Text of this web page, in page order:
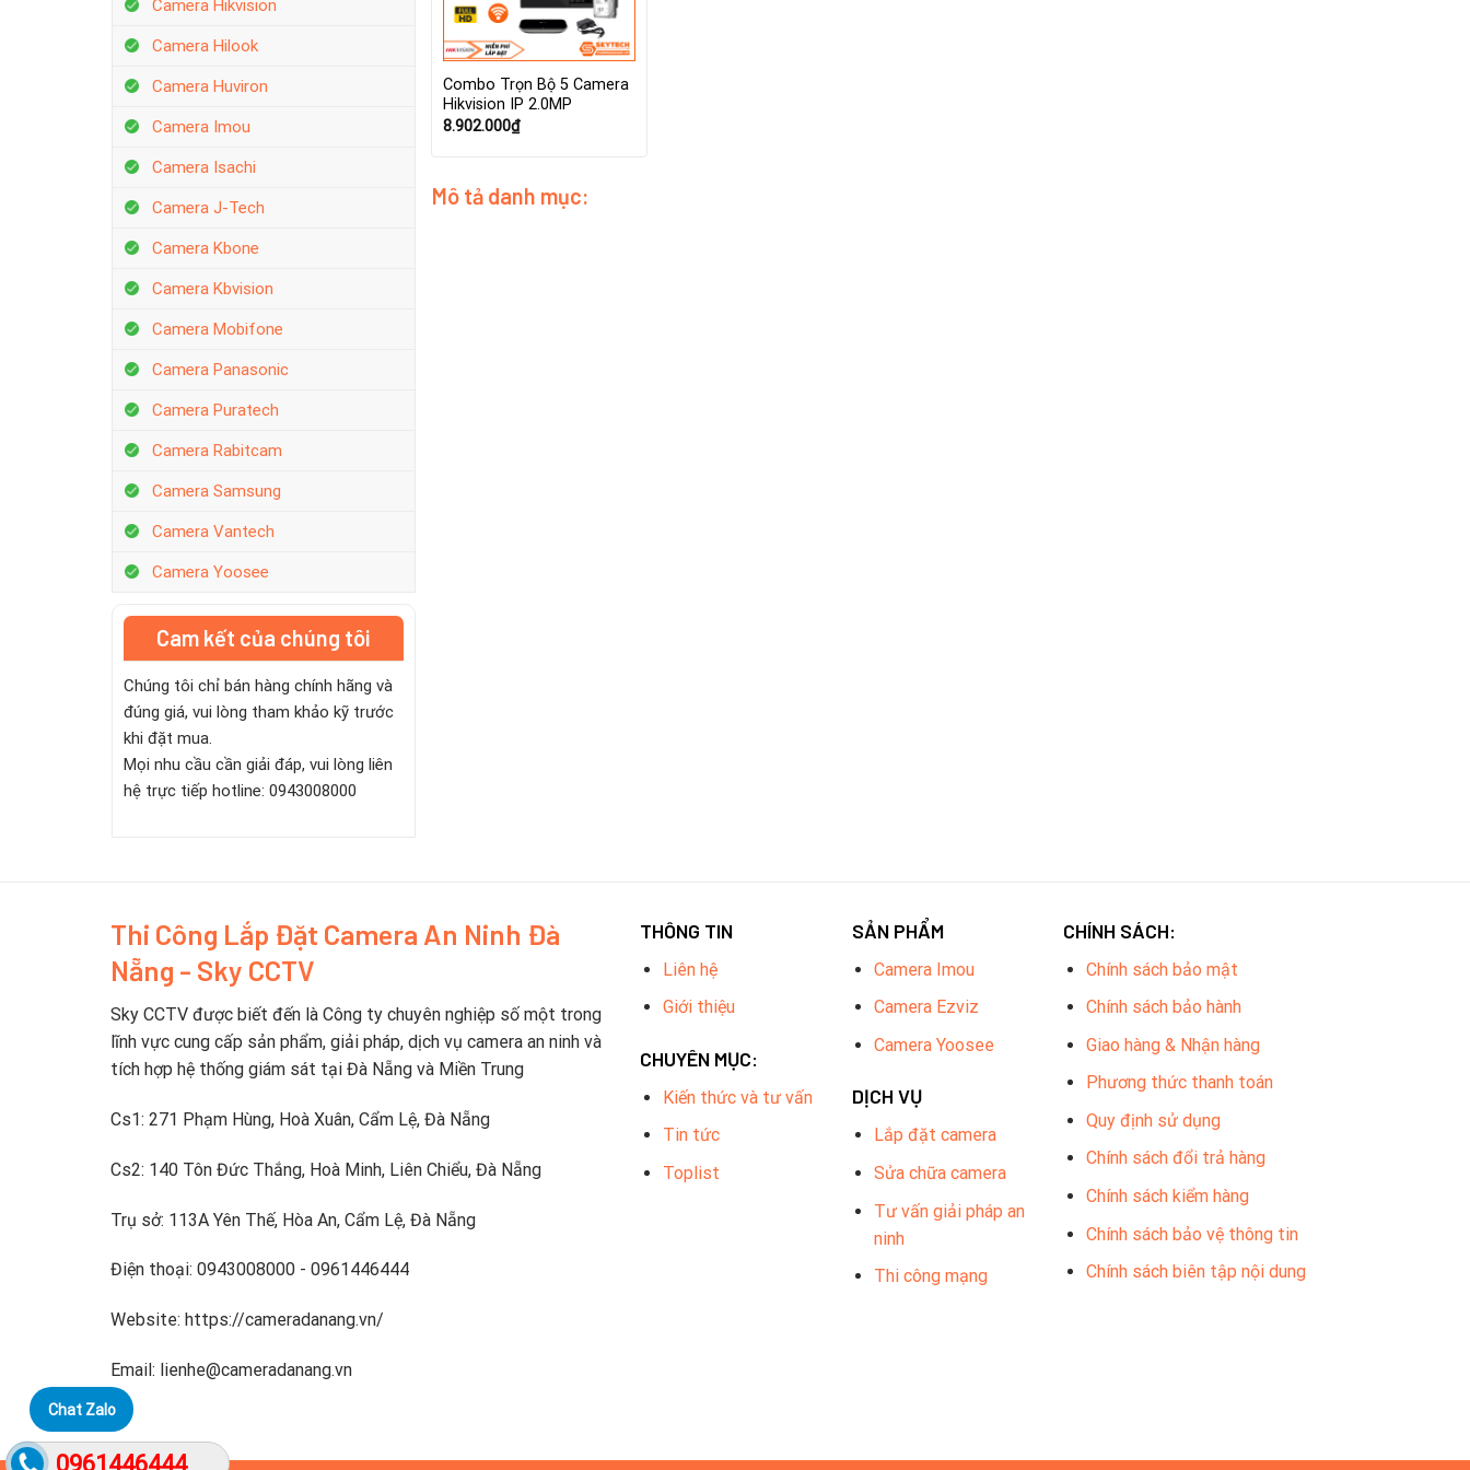
Camera Hikvision
Camera Hilook
Camera Huviron
Camera Imou
Camera Isachi
Camera J-Tech
Camera Kbone
Camera Kbvision
Camera Mobifone
Camera Panasonic
Camera Puratech
Camera Rabitcam
Camera Samsung
Camera Vantech
Camera Yoosee
Cam kết của chúng tôi
Chúng tôi chỉ bán hàng chính hãng và
đúng giá, vui lòng tham khảo kỹ trước
khi đặt mua.
Mọi nhu cầu cần giải đáp, vui lòng liên
hệ trực tiếp hotline: 0943008000
Combo Trọn Bộ 5 Camera
Hikvision IP 2.0MP
8.902.000₫
Mô tả danh mục:
Thi Công Lắp Đặt Camera An Ninh Đà
Nẵng - Sky CCTV
Sky CCTV được biết đến là Công ty chuyên nghiệp số một trong
lĩnh vực cung cấp sản phẩm, giải pháp, dịch vụ camera an ninh và
tích hợp hệ thống giám sát tại Đà Nẵng và Miền Trung
Cs1: 271 Phạm Hùng, Hoà Xuân, Cẩm Lệ, Đà Nẵng
Cs2: 140 Tôn Đức Thắng, Hoà Minh, Liên Chiểu, Đà Nẵng
Trụ sở: 113A Yên Thế, Hòa An, Cẩm Lệ, Đà Nẵng
Điện thoại: 0943008000 - 0961446444
Website: https://cameradanang.vn/
Email: lienhe@cameradanang.vn
THÔNG TIN
Liên hệ
Giới thiệu
CHUYÊN MỤC:
Kiến thức và tư vấn
Tin tức
Toplist
SẢN PHẨM
Camera Imou
Camera Ezviz
Camera Yoosee
DỊCH VỤ
Lắp đặt camera
Sửa chữa camera
Tư vấn giải pháp an
ninh
Thi công mạng
CHÍNH SÁCH:
Chính sách bảo mật
Chính sách bảo hành
Giao hàng & Nhận hàng
Phương thức thanh toán
Quy định sử dụng
Chính sách đổi trả hàng
Chính sách kiểm hàng
Chính sách bảo vệ thông tin
Chính sách biên tập nội dung
Chat Zalo
0961446444